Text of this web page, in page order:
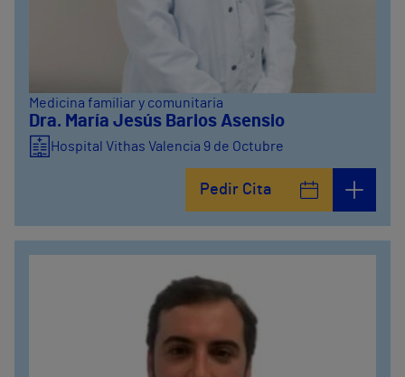
Medicina familiar y comunitaria
Dra. María Jesús Barios Asensio
Hospital Vithas Valencia 9 de Octubre
Pedir Cita